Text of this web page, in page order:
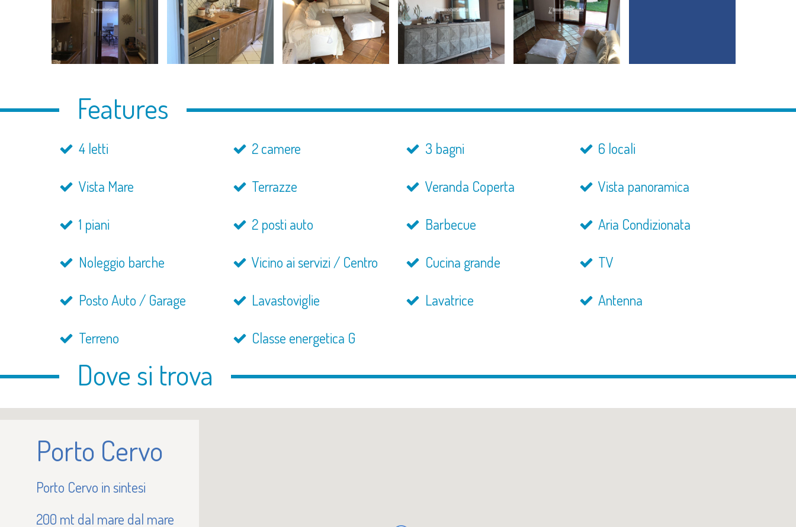
Features
4 letti 2 camere 3 bagni 6 locali
Vista Mare Terrazze Veranda Coperta Vista panoramica
1 piani 2 posti auto Barbecue Aria Condizionata
Noleggio barche Vicino ai servizi / Centro Cucina grande TV
Posto Auto / Garage Lavastoviglie Lavatrice Antenna
Terreno Classe energetica G
Dove si trova
Porto Cervo
Porto Cervo in sintesi
200 mt dal mare dal mare